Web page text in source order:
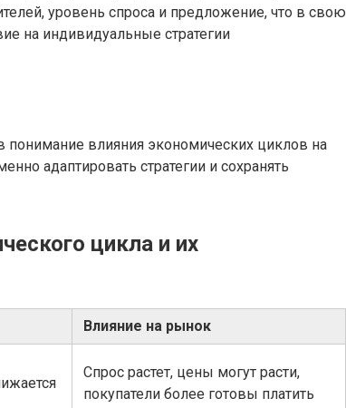
уровень спроса и предложение, что в свою
на индивидуальные стратегии
влияния экономических циклов на
адаптировать стратегии и сохранять
цикла и их
Влияние на рынок
Спрос растет, цены могут расти,
покупатели более готовы платить